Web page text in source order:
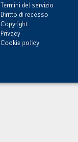
Termini del servizio
Diritto di recesso
Copyright
Privacy
Cookie policy